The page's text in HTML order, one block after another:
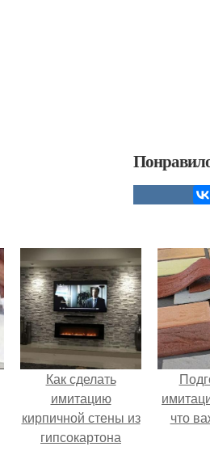
Как сделать
имитацию
кирпичной стены из
гипсокартона
что